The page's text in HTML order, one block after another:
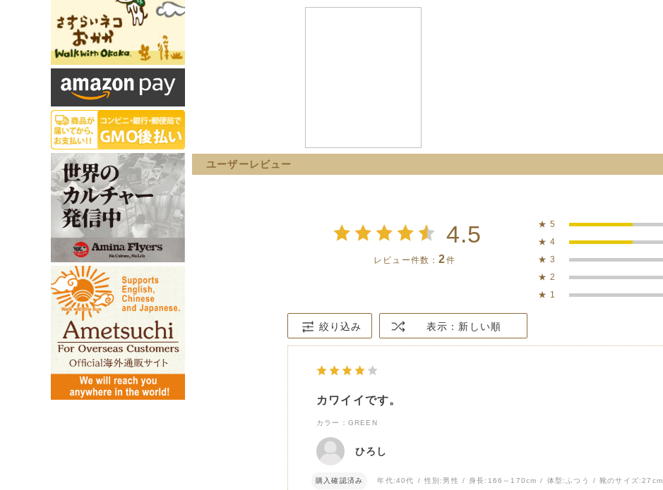
ユーザーレビュー
4.5
レビュー件数：2件
★ 5
★ 4
★ 3
★ 2
★ 1
絞り込み 表示：新しい順
カワイイです。
カラー：GREEN
ひろし
購入確認済み 年代:40代 性別: 男性 身長: 166～170cm 体型: ふつう 靴のサイズ:27cm